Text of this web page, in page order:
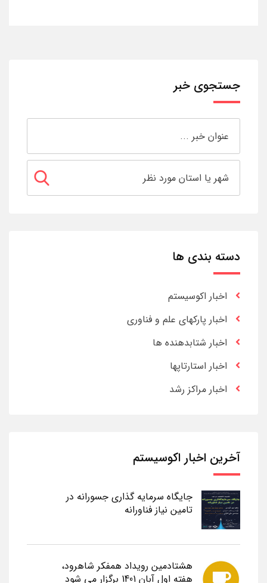
جستجوی خبر
دسته بندی ها
اخبار اکوسیستم
اخبار پارکهای علم و فناوری
اخبار شتابدهنده ها
اخبار استارتاپها
اخبار مراکز رشد
آخرین اخبار اکوسیستم
جایگاه سرمایه گذاری جسورانه در
تامین نیاز فناورانه
هشتادمین رویداد همفکر شاهرود،
هفته اول آبان 1401 برگزار می شود